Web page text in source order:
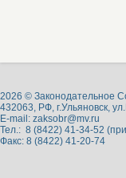
2026 © Законодательное
432063, РФ, г.Ульяновск,
E-mail: zaksobr@mv.ru
Тел.: 8 (8422) 41-34-52
Факс: 8 (8422) 41-20-74